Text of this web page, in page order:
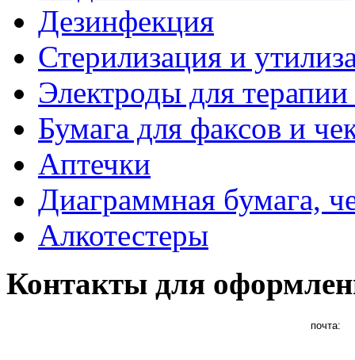
Дезинфекция
Стерилизация и
Электроды для
Бумага для факсов и
Аптечки
Диаграммная бумага,
Алкотестеры
Контакты для
почта: